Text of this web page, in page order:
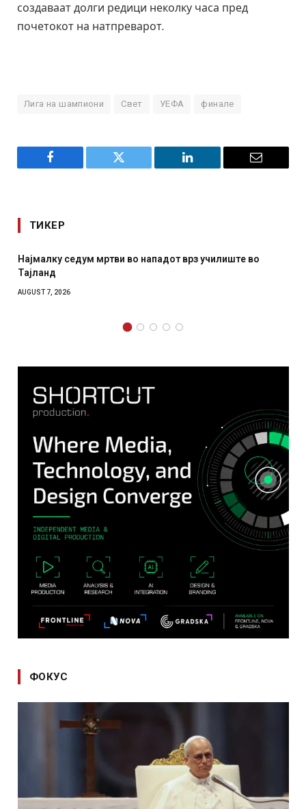
создаваат долги редици неколку часа пред
почетокот на натпреварот.
Лига на шампиони Свет УЕФА финале
Facebook Twitter LinkedIn Email
ТИКЕР
во нападот врз училиште во
СОЗИС: Украинците
ФОКУС